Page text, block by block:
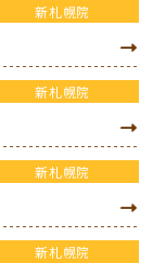
新札幌院
新札幌院
新札幌院
新札幌院